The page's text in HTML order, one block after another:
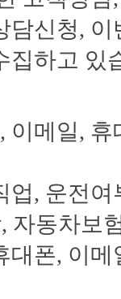
담신청,
집하고 있
이메일,
업, 운전
자동차보
대폰, 이메